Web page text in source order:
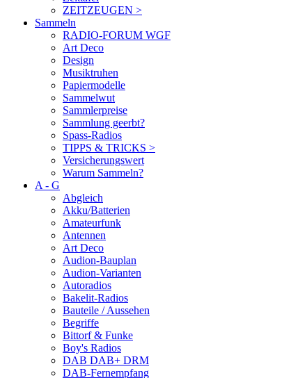
ZEITZEUGEN >
Sammeln
RADIO-FORUM WGF
Art Deco
Design
Musiktruhen
Papiermodelle
Sammelwut
Sammlerpreise
Sammlung geerbt?
Spass-Radios
TIPPS & TRICKS >
Versicherungswert
Warum Sammeln?
A - G
Abgleich
Akku/Batterien
Amateurfunk
Antennen
Art Deco
Audion-Bauplan
Audion-Varianten
Autoradios
Bakelit-Radios
Bauteile / Aussehen
Begriffe
Bittorf & Funke
Boy's Radios
DAB DAB+ DRM
DAB-Fernempfang